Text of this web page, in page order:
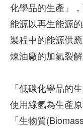
化學品的生產」
能源以再生能源
製程中的能源供
煉油廠的加氫裂解
「低碳化學品的
使用綠氫為生產
「生物質